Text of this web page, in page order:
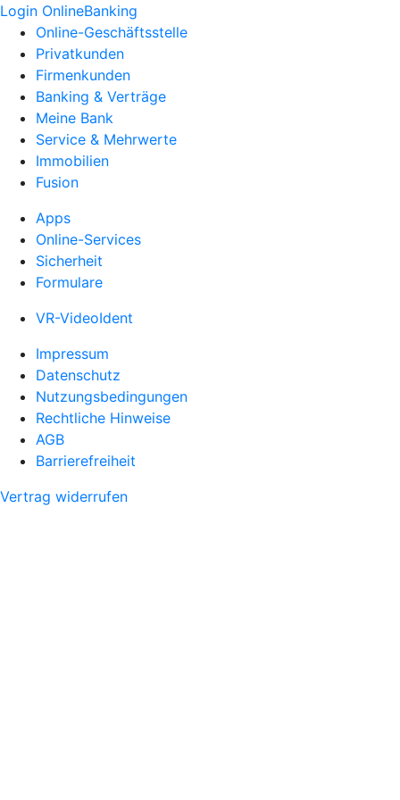
Login OnlineBanking
Online-Geschäftsstelle
Privatkunden
Firmenkunden
Banking & Verträge
Meine Bank
Service & Mehrwerte
Immobilien
Fusion
Apps
Online-Services
Sicherheit
Formulare
VR-VideoIdent
Impressum
Datenschutz
Nutzungsbedingungen
Rechtliche Hinweise
AGB
Barrierefreiheit
Vertrag widerrufen